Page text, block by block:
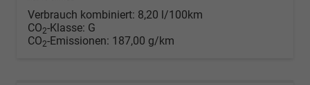
Verbrauch kombiniert: 8,20 l/100km
CO2-Klasse: G
CO2-Emissionen: 187,00 g/km